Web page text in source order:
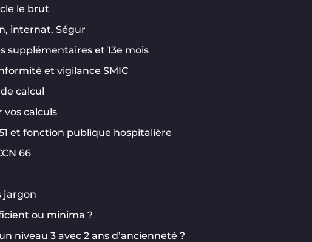
le brut
internat, Ségur
supplémentaires et 13e mois
et vigilance SMIC
calcul
vos calculs
et fonction publique hospitalière
66
jargon
ou minima ?
niveau 3 avec 2 ans d’ancienneté ?